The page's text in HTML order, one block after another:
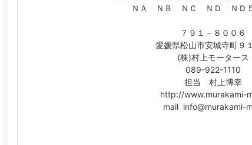
ＮＡ ＮＢ ＮＣ ＮＤ ＮＤ
７９１－８００６
愛媛県松山市安城寺町９
(株)村上モータース
089-922-1110
担当 村上博幸
http://www.murakami-
mail info@murakami-